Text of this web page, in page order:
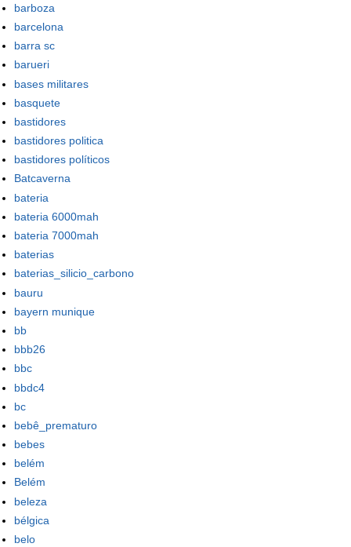
barboza
barcelona
barra sc
barueri
bases militares
basquete
bastidores
bastidores politica
bastidores políticos
Batcaverna
bateria
bateria 6000mah
bateria 7000mah
baterias
baterias_silicio_carbono
bauru
bayern munique
bb
bbb26
bbc
bbdc4
bc
bebê_prematuro
bebes
belém
Belém
beleza
bélgica
belo